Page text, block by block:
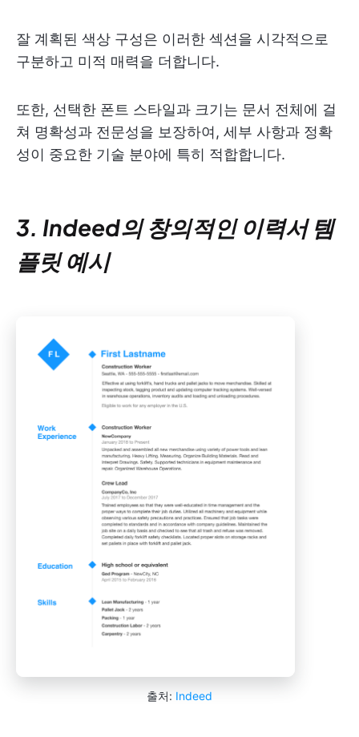
잘 계획된 색상 구성은 이러한 섹션을 시각적으로
구분하고 미적 매력을 더합니다.
또한, 선택한 폰트 스타일과 크기는 문서 전체에 걸
쳐 명확성과 전문성을 보장하여, 세부 사항과 정확
성이 중요한 기술 분야에 특히 적합합니다.
3. Indeed의 창의적인 이력서 템
플릿 예시
출처: Indeed